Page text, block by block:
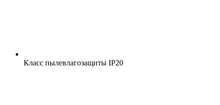
Класс пылевлагозащиты IP20